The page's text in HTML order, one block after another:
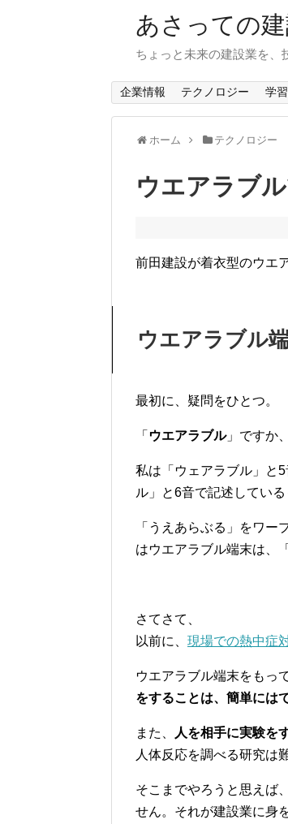
あさっての
ちょっと未来の建設業を、
企業情報 テクノロジー 学
ホーム テクノロジー
ウエアラブ
前田建設が着衣型のウエ
ウエアラブル
最初に、疑問をひとつ。
「 ウエアラブル」ですか
私は「ウェアラブル」と
ル」と6音で記述してい
「うえあらぶる」をワ
はウエアラブル端末は、
さてさて、
以前に、 現場での熱中症
ウエアラブル端末をもっ
をすることは、簡単には
また、 人を相手に実験を
人体反応を調べる研究は
そこまでやろうと思えば
せん。それが建設業に身